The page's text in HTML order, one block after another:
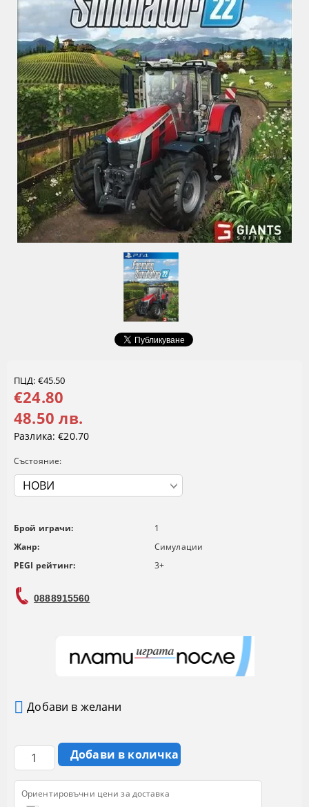
ПЦД: €45.50
€24.80
48.50 лв.
Разлика: €20.70
Състояние:
Брой играчи:
1
Жанр:
Симулации
PEGI рейтинг:
3+
0888915560
Добави в желани
Ориентировъчни цени за доставка